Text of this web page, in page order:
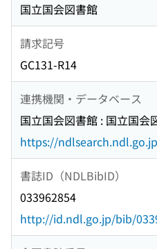
国立国会図書館
請求記号
GC131-R14
連携機関・データベース
国立国会図書館 : 国立国会
https://ndlsearch.ndl.go.jp
書誌ID（NDLBibID）
033962854
http://id.ndl.go.jp/bib/